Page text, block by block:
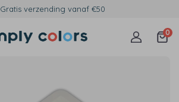
Gratis verzending vanaf €50
0